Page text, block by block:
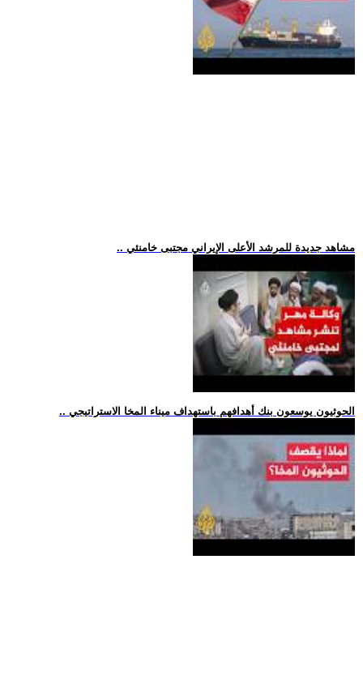
.. مشاهد جديدة للمرشد الأعلى الإيراني مجتبى خامنئي
.. الحوثيون يوسعون بنك أهدافهم باستهداف ميناء المخا الاستراتيجي